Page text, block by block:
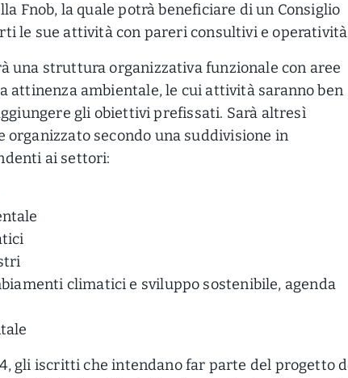
Fnob, la quale potrà beneficiare di un Consiglio
le sue attività con pareri consultivi e
una struttura organizzativa funzionale con aree
attinenza ambientale, le cui attività saranno ben
gli obiettivi prefissati. Sarà altresì
organizzato secondo una suddivisione in
ai settori:
climatici e sviluppo sostenibile, agenda
gli iscritti che intendano far parte del progetto